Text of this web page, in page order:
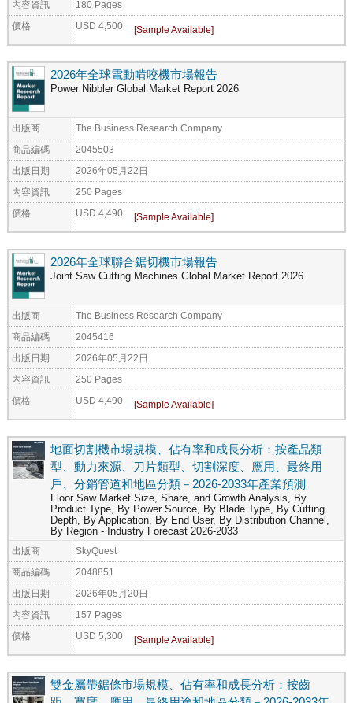
內容資訊 180 Pages
價格 USD 4,500
2026年全球電動啃咬機市場報告
Power Nibbler Global Market Report 2026
出版商 The Business Research Company
商品編碼 2045503
出版日期 2026年05月22日
內容資訊 250 Pages
價格 USD 4,490
2026年全球聯合鋸切機市場報告
Joint Saw Cutting Machines Global Market Report 2026
出版商 The Business Research Company
商品編碼 2045416
出版日期 2026年05月22日
內容資訊 250 Pages
價格 USD 4,490
地面切割機市場規模、佔有率和成長分析：按產品類
型、動力來源、刀片類型、切割深度、應用、最終用
戶、分銷管道和地區分類－2026-2033年產業預測
Floor Saw Market Size, Share, and Growth Analysis, By
Product Type, By Power Source, By Blade Type, By Cutting
Depth, By Application, By End User, By Distribution Channel,
By Region - Industry Forecast 2026-2033
出版商 SkyQuest
商品編碼 2048851
出版日期 2026年05月20日
內容資訊 157 Pages
價格 USD 5,300
雙金屬帶鋸條市場規模、佔有率和成長分析：按齒